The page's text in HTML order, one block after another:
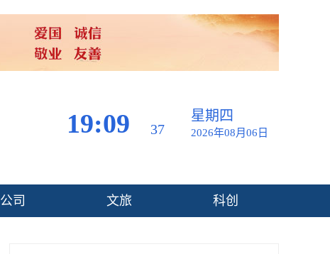
19:09 39
星期四
2026年08月06日
公司 文旅 科创